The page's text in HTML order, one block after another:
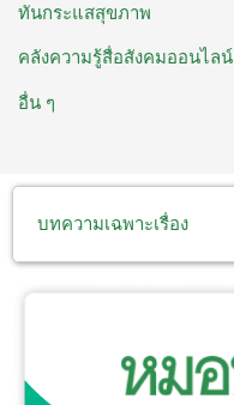
ทันกระแสสุขภาพ
คลังความรู้สื่อสังคมออนไลน์
อื่น ๆ
บทความเฉพาะเรื่อง